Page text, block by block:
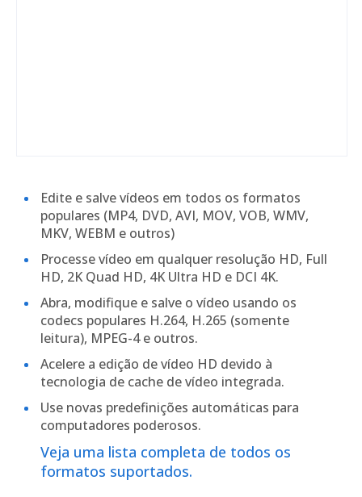
Edite e salve vídeos em todos os formatos
populares (MP4, DVD, AVI, MOV, VOB, WMV,
MKV, WEBM e outros)
Processe vídeo em qualquer resolução HD, Full
HD, 2K Quad HD, 4K Ultra HD e DCI 4K.
Abra, modifique e salve o vídeo usando os
codecs populares H.264, H.265 (somente
leitura), MPEG-4 e outros.
Acelere a edição de vídeo HD devido à
tecnologia de cache de vídeo integrada.
Use novas predefinições automáticas para
computadores poderosos.
Veja uma lista completa de todos os
formatos suportados.